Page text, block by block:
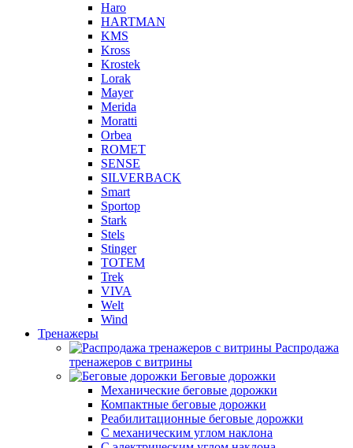
Haro
HARTMAN
KMS
Kross
Krostek
Lorak
Mayer
Merida
Moratti
Orbea
ROMET
SENSE
SILVERBACK
Smart
Sportop
Stark
Stels
Stinger
TOTEM
Trek
VIVA
Welt
Wind
Тренажеры
Распродажа
тренажеров с витрины
Беговые дорожки
Механические беговые дорожки
Компактные беговые дорожки
Реабилитационные беговые дорожки
С механическим углом наклона